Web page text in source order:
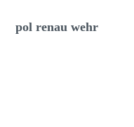
pol renau wehr